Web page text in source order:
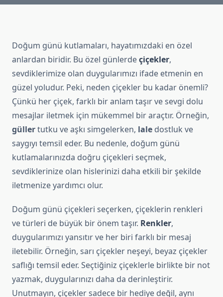
Doğum günü kutlamaları, hayatımızdaki en özel
anlardan biridir. Bu özel günlerdeçiçekler,
sevdiklerimize olan duygularımızı ifade etmenin en
güzel yoludur. Peki, neden çiçekler bu kadar önemli?
Çünkü her çiçek, farklı bir anlam taşır ve sevgi dolu
mesajlar iletmek için mükemmel bir araçtır. Örneğin,
güllertutku ve aşkı simgelerken, lale dostluk ve
saygıyı temsil eder. Bu nedenle, doğum günü
kutlamalarınızda doğru çiçekleri seçmek,
sevdiklerinize olan hislerinizi daha etkili bir şekilde
iletmenize yardımcı olur.
Doğum günü çiçekleri seçerken, çiçeklerin renkleri
ve türleri de büyük bir önem taşır. Renkler,
duygularımızı yansıtır ve her biri farklı bir mesaj
iletebilir. Örneğin, sarı çiçekler neşeyi, beyaz çiçekler
saflığı temsil eder. Seçtiğiniz çiçeklerle birlikte bir not
yazmak, duygularınızı daha da derinleştirir.
Unutmayın, çiçekler sadece bir hediye değil, aynı